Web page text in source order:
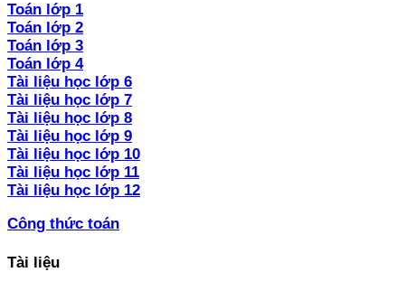
Toán lớp 1
Toán lớp 2
Toán lớp 3
Toán lớp 4
Tài liệu học lớp 6
Tài liệu học lớp 7
Tài liệu học lớp 8
Tài liệu học lớp 9
Tài liệu học lớp 10
Tài liệu học lớp 11
Tài liệu học lớp 12
Công thức toán
Tài liệu